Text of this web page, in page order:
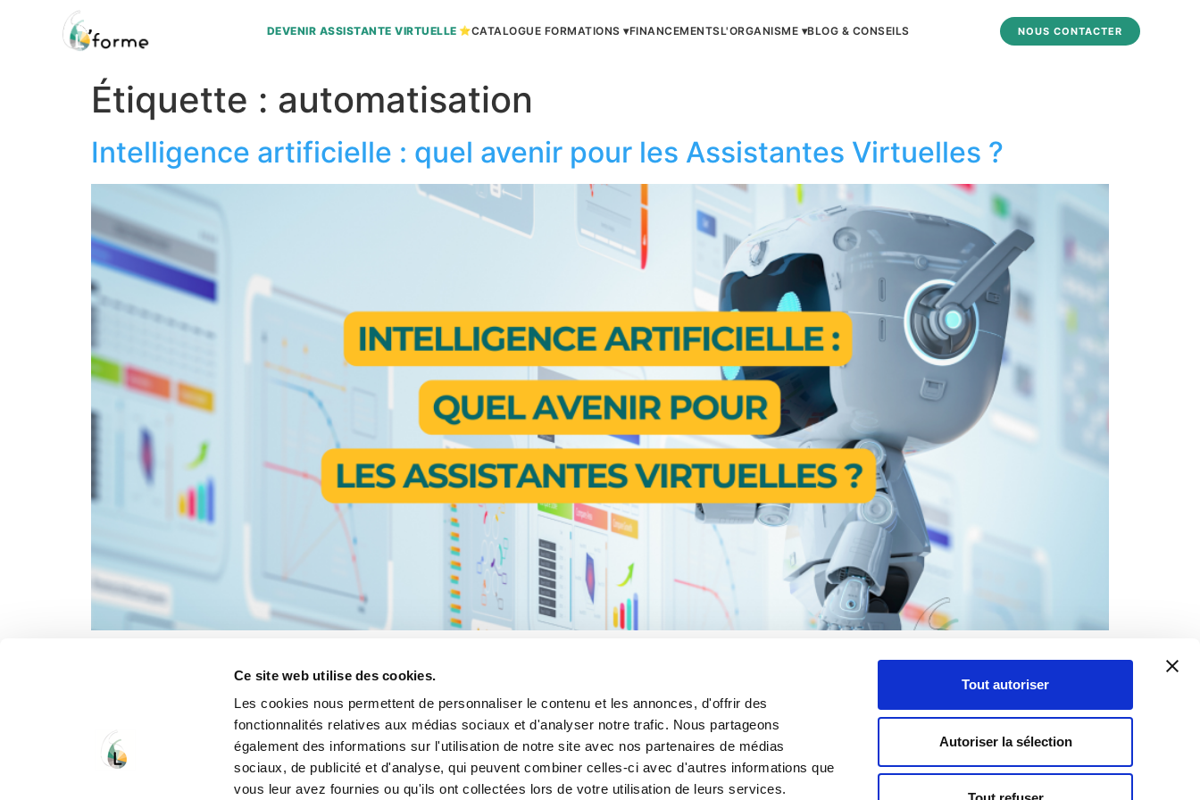
Ce site web utilise des cookies.
Les cookies nous permettent de personnaliser le contenu et les annonces, d'offrir des
fonctionnalités relatives aux médias sociaux et d'analyser notre trafic. Nous partageons
également des informations sur l'utilisation de notre site avec nos partenaires de médias
sociaux, de publicité et d'analyse, qui peuvent combiner celles-ci avec d'autres informations que
vous leur avez fournies ou qu'ils ont collectées lors de votre utilisation de leurs services.
Tout autoriser
Autoriser la sélection
DEVENIR ASSISTANTE VIRTUELLE CATALOGUE FORMATIONS ▾FINANCEMENTSL'ORGANISME ▾BLOG & CONSEILS NOUS CONTACTER
Étiquette : automatisation
Intelligence artificielle : quel avenir pour les Assistantes Virtuelles ?
Virtuelles peuvent craindre pour leur avenir, l’IA est loin d’être un ennemi : c’est un outil puissant pour renforcer leurs compétences et optimiser leurs
Siret :907 700 439 00017- Enregistré sous le numéro